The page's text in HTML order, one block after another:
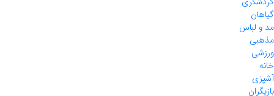
گیاهان
مد و لباس
مذهبی
ورزشی
خانه
آشپزی
بازیگران